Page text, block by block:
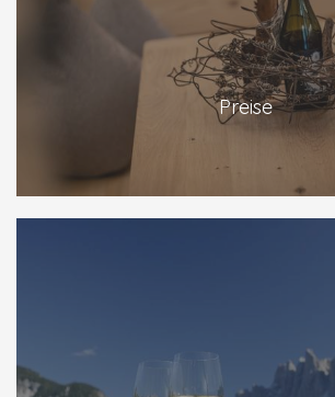
Preise